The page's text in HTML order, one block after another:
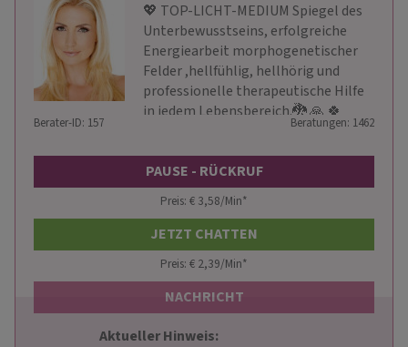
💖 TOP-LICHT-MEDIUM Spiegel des
Unterbewusstseins, erfolgreiche
Energiearbeit morphogenetischer
Felder ,hellfühlig, hellhörig und
professionelle therapeutische Hilfe
in jedem Lebensbereich.🐉 🙏 🍀
Berater-ID: 157 Beratungen: 1462
PAUSE - RÜCKRUF
Preis: € 3,58/Min*
JETZT CHATTEN
Preis: € 2,39/Min*
NACHRICHT
Aktueller Hinweis: